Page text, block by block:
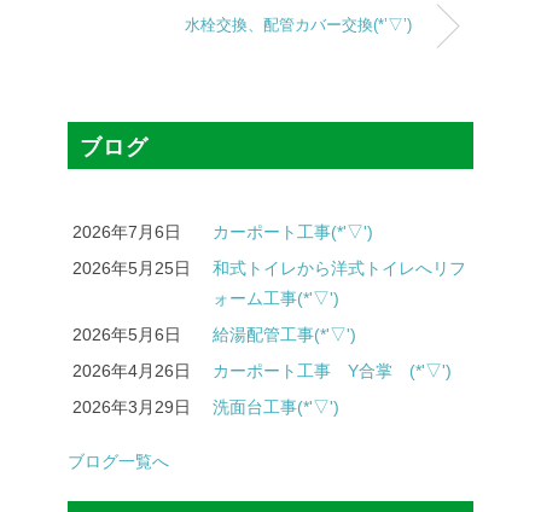
水栓交換、配管カバー交換(*’▽’)
ブログ
2026年7月6日
カーポート工事(*'▽')
2026年5月25日
和式トイレから洋式トイレへリフ
ォーム工事(*'▽')
2026年5月6日
給湯配管工事(*'▽')
2026年4月26日
カーポート工事 Y合掌 (*'▽')
2026年3月29日
洗面台工事(*'▽')
ブログ一覧へ